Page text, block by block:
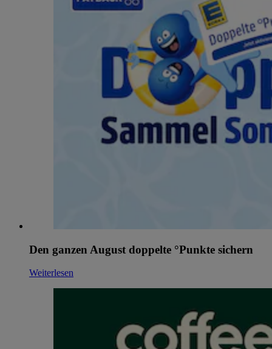
Den ganzen August doppelte °Punkte sichern
Weiterlesen